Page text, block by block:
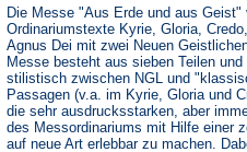
Die Messe "Aus Erde und aus Geist"
Ordinariumstexte Kyrie, Gloria,
Agnus Dei mit zwei Neuen
Messe besteht aus sieben Teilen
stilistisch zwischen NGL und
Passagen (v.a. im Kyrie, Gloria und
die sehr ausdrucksstarken, aber
des Messordinariums mit Hilfe einer
auf neue Art erlebbar zu machen.